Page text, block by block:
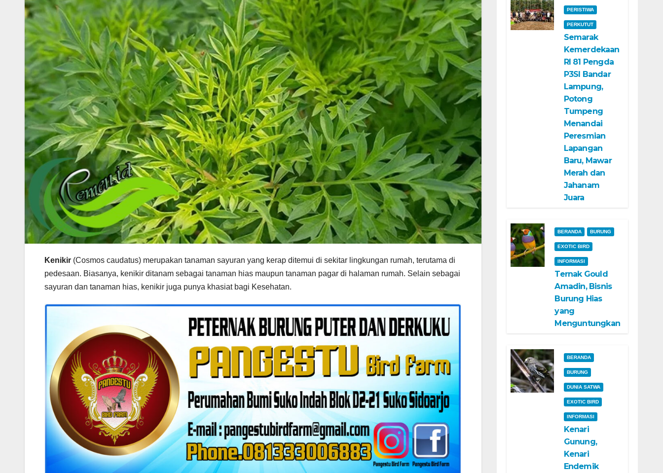
Kenikir (Cosmos caudatus) merupakan tanaman sayuran yang kerap ditemui di sekitar lingkungan rumah, terutama di
pedesaan. Biasanya, kenikir ditanam sebagai tanaman hias maupun tanaman pagar di halaman rumah. Selain sebagai
sayuran dan tanaman hias, kenikir juga punya khasiat bagi Kesehatan.
PERISTIWA
PERKUTUT
Semarak
Kemerdekaan
RI 81 Pengda
P3SI Bandar
Lampung,
Potong
Tumpeng
Menandai
Peresmian
Lapangan
Baru, Mawar
Merah dan
Jahanam
Juara
BERANDA BURUNG
EXOTIC BIRD
INFORMASI
Ternak Gould
Amadin, Bisnis
Burung Hias
yang
Menguntungkan
BERANDA
BURUNG
DUNIA SATWA
EXOTIC BIRD
INFORMASI
Kenari
Gunung,
Kenari
Endemik